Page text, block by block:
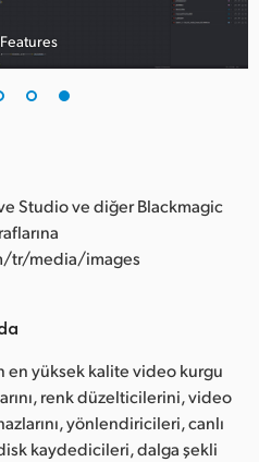
Studio ve diğer Blackmagic
tr/media/images
en yüksek kalite video kurgu
renk düzelticilerini, video
yönlendiricileri, canlı
kaydedicileri, dalga şekli